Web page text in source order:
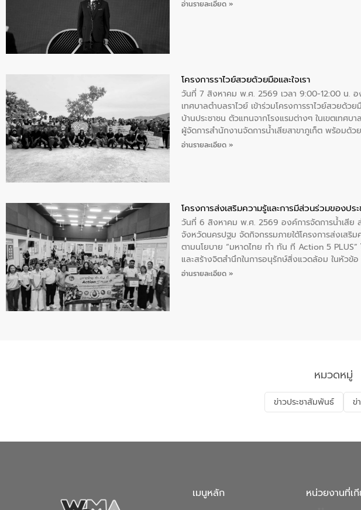
อ่านรายละเอียด »
โครงการราไวย์สวยด้วยมือและใจเรา
วันที่ 7 สิงหาคม พ.ศ. 2569 เวลา 9:00-12:00 น. อ
เทศบาลตำบลราไวย์ เข้าร่วมโครงการราไวย์สวยด้ว
บ้านประชาชน ตัวแทนจากโรงแรมต่างๆ ในเขตเทศ
ผู้จัดการสำนักงานจัดการน้ำเสียสาขาภูเก็ต พร้อมด้
บริเวณแหลมพรหมเทพ หมู่ที่ 6 ตำบลราไวย์ อำเภอเ
อ่านรายละเอียด »
โครงการส่งเสริมความรู้และการมีส่วนร่วมของป
วันที่ 6 สิงหาคม พ.ศ. 2569 องค์การจัดการน้ำเสีย
จังหวัดนครปฐม จัดกิจกรรมภายใต้โครงการส่งเสริ
ตามนโยบาย “มหาดไทย ทำ ทัน ที Action 5 PLUS”
และสร้างจิตสำนึกในการอนุรักษ์สิ่งแวดล้อม ในหัวข้อ
ของน้ำเสีย แนวทางการลดการเกิดน้ำเสียจากแหล่ง
อ่านรายละเอียด »
หมวดหมู่
ข่าวประชาสัมพันธ์ ข่
เมนูหลัก หน่วยงานที่เ